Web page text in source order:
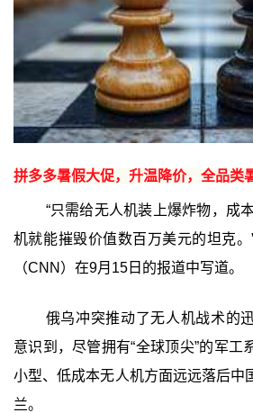
拼多多暑假大促，升温降价，全品类
“只需给无人机装上爆炸物，成
机就能摧毁价值数百万美元的坦克
（CNN）在9月15日的报道中写道。
俄乌冲突推动了无人机战术的
意识到，尽管拥有“全球顶尖”的军工
小型、低成本无人机方面远远落后中
兰。